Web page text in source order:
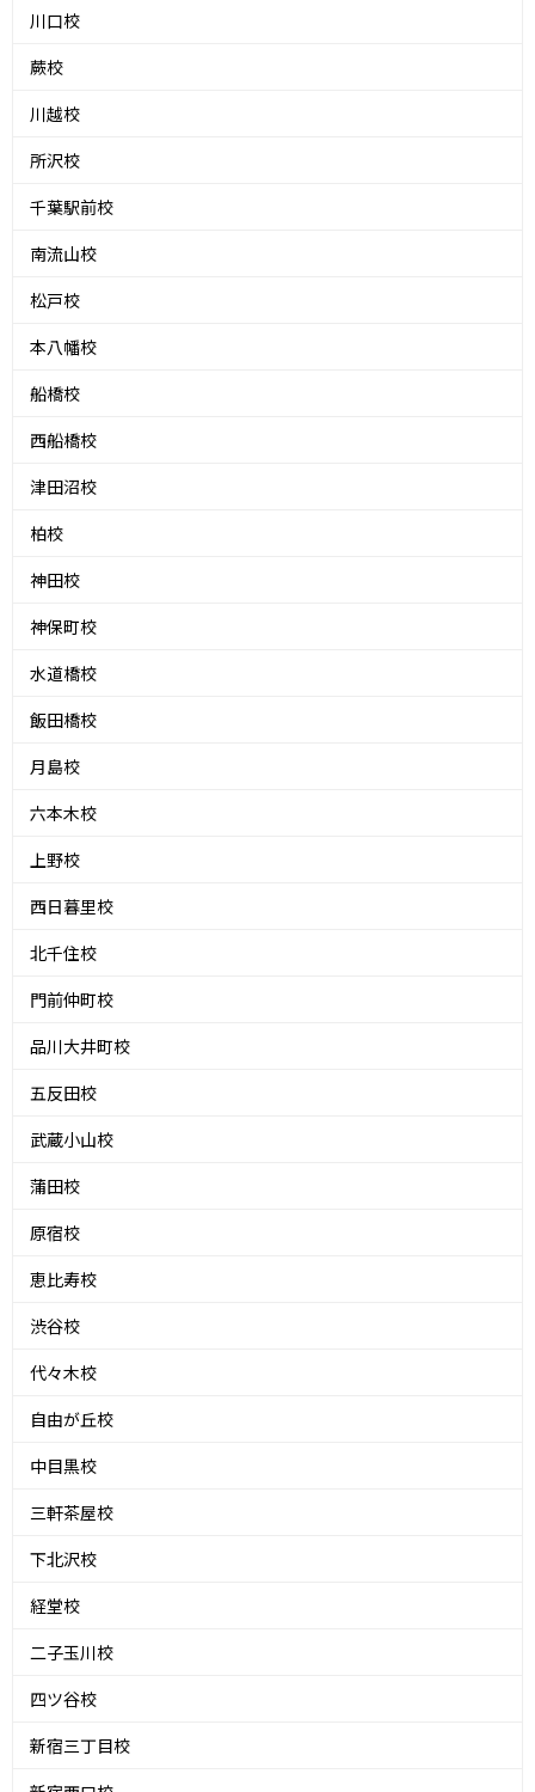
川口校
蕨校
川越校
所沢校
千葉駅前校
南流山校
松戸校
本八幡校
船橋校
西船橋校
津田沼校
柏校
神田校
神保町校
水道橋校
飯田橋校
月島校
六本木校
上野校
西日暮里校
北千住校
門前仲町校
品川大井町校
五反田校
武蔵小山校
蒲田校
原宿校
恵比寿校
渋谷校
代々木校
自由が丘校
中目黒校
三軒茶屋校
下北沢校
経堂校
二子玉川校
四ツ谷校
新宿三丁目校